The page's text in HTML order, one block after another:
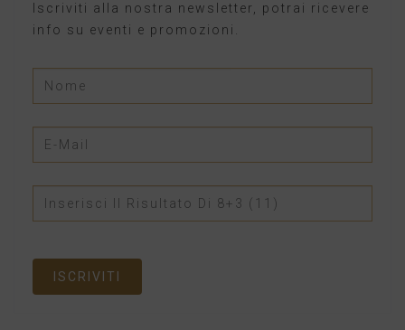
Iscriviti alla nostra newsletter, potrai ricevere
info su eventi e promozioni.
ISCRIVITI